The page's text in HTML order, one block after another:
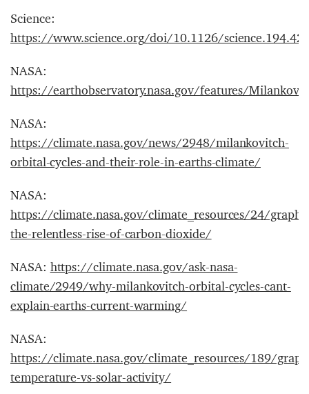
Science:
https://www.science.org/doi/10.1126/
NASA:
https://earthobservatory.nasa.gov/features/
NASA:
https://climate.nasa.gov/news/2948/milankovitch-
orbital-cycles-and-their-role-in-earths-climate/
NASA:
https://climate.nasa.gov/climate_resources/24/
the-relentless-rise-of-carbon-dioxide/
NASA:https://climate.nasa.gov/ask-nasa-
climate/2949/why-milankovitch-orbital-cycles-cant-
explain-earths-current-warming/
NASA:
https://climate.nasa.gov/climate_resources/189/
temperature-vs-solar-activity/